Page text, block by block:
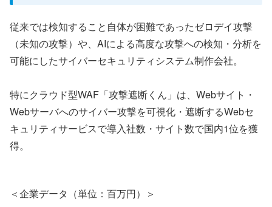
従来では検知すること自体が困難であったゼロデイ攻撃
（未知の攻撃）や、AIによる高度な攻撃への検知・分析を
可能にしたサイバーセキュリティシステム制作会社。
特にクラウド型WAF「攻撃遮断くん」は、Webサイト・
Webサーバへのサイバー攻撃を可視化・遮断するWebセ
キュリティサービスで導入社数・サイト数で国内1位を獲
得。
＜企業データ（単位：百万円）＞